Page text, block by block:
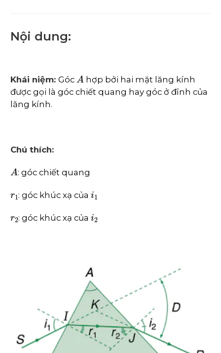
Nội dung:
Khái niệm: Góc Ahợp bởi hai mặt lăng kính
được gọi là góc chiết quang hay góc ở đỉnh của
lăng kính.
Chú thích:
A: góc chiết quang
: góc khúc xạ củai
: góc khúc xạ củai